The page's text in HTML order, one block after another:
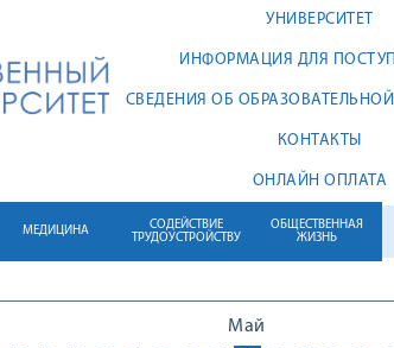
УНИВЕРСИТЕТ
ИНФОРМАЦИЯ ДЛЯ
СВЕДЕНИЯ ОБ
КОНТАКТЫ
ОНЛАЙН ОПЛАТА
МЕДИЦИНА
СОДЕЙСТВИЕ
ТРУДОУСТРОЙСТВУ
ОБЩЕСТВЕННАЯ
ЖИЗНЬ
Май